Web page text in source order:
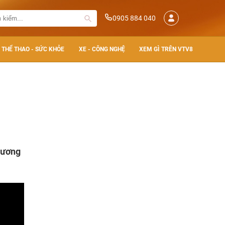
0905 884 040
THỂ THAO - SỨC KHỎE XE - CÔNG NGHỆ XEM GÌ TRÊN VTV8